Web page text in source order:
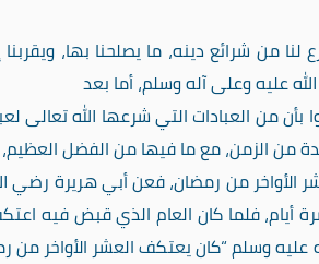
من شرائع دينه، ما يصلحنا بها،
عليه وعلى آله وسلم، أما بعد
بأن من العبادات التي شرعها الله
من الزمن، مع ما فيها من الفضل
من رمضان، فعن أبي هريرة رضي
فلما كان العام الذي قبض فيه
عليه وسلم “كان يعتكف العشر الأواخر